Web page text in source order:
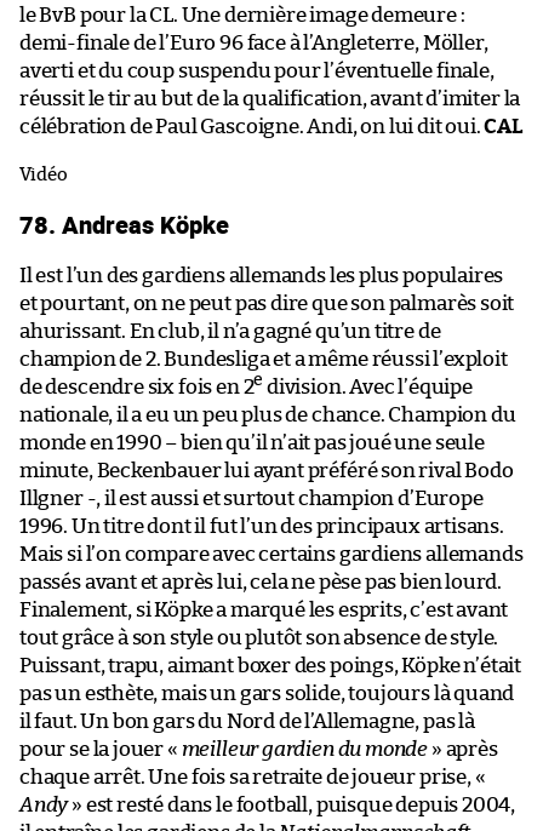
le BvB pour la CL. Une dernière image demeure :
demi-finale de l’Euro 96 face à l’Angleterre, Möller,
averti et du coup suspendu pour l’éventuelle finale,
réussit le tir au but de la qualification, avant d’imiter la
célébration de Paul Gascoigne. Andi, on lui dit oui.CAL
Vidéo
78. Andreas Köpke
Il est l’un des gardiens allemands les plus populaires
et pourtant, on ne peut pas dire que son palmarès soit
ahurissant. En club, il n’a gagné qu’un titre de
champion de 2. Bundesliga et a même réussi l’exploit
de descendre six fois en 2e division. Avec l’équipe
nationale, il a eu un peu plus de chance. Champion du
monde en 1990 – bien qu’il n’ait pas joué une seule
minute, Beckenbauer lui ayant préféré son rival Bodo
Illgner -, il est aussi et surtout champion d’Europe
1996. Un titre dont il fut l’un des principaux artisans.
Mais si l’on compare avec certains gardiens allemands
passés avant et après lui, cela ne pèse pas bien lourd.
Finalement, si Köpke a marqué les esprits, c’est avant
tout grâce à son style ou plutôt son absence de style.
Puissant, trapu, aimant boxer des poings, Köpke n’était
pas un esthète, mais un gars solide, toujours là quand
il faut. Un bon gars du Nord de l’Allemagne, pas là
pour se la jouer « meilleur gardien du monde » après
chaque arrêt. Une fois sa retraite de joueur prise, «
Andy» est resté dans le football, puisque depuis 2004,